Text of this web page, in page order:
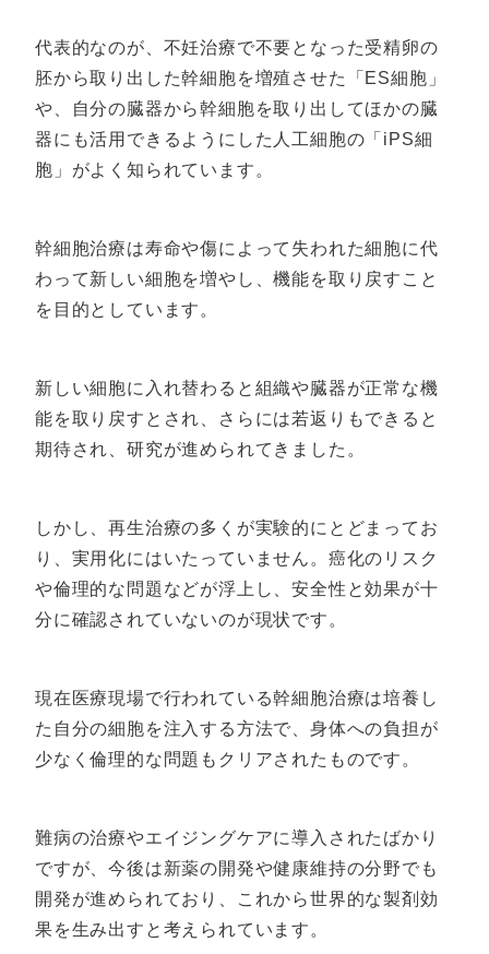
代表的なのが、不妊治療で不要となった受精卵の
胚から取り出した幹細胞を増殖させた「ES細胞」
や、自分の臓器から幹細胞を取り出してほかの臓
器にも活用できるようにした人工細胞の「iPS細
胞」がよく知られています。
幹細胞治療は寿命や傷によって失われた細胞に代
わって新しい細胞を増やし、機能を取り戻すこと
を目的としています。
新しい細胞に入れ替わると組織や臓器が正常な機
能を取り戻すとされ、さらには若返りもできると
期待され、研究が進められてきました。
しかし、再生治療の多くが実験的にとどまってお
り、実用化にはいたっていません。癌化のリスク
や倫理的な問題などが浮上し、安全性と効果が十
分に確認されていないのが現状です。
現在医療現場で行われている幹細胞治療は培養し
た自分の細胞を注入する方法で、身体への負担が
少なく倫理的な問題もクリアされたものです。
難病の治療やエイジングケアに導入されたばかり
ですが、今後は新薬の開発や健康維持の分野でも
開発が進められており、これから世界的な製剤効
果を生み出すと考えられています。